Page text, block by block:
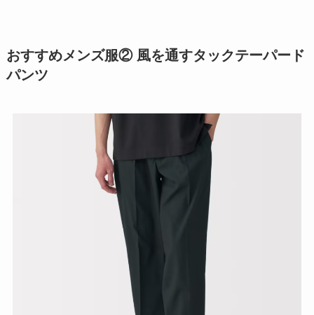
おすすめメンズ服② 風を通すタックテーパード
パンツ